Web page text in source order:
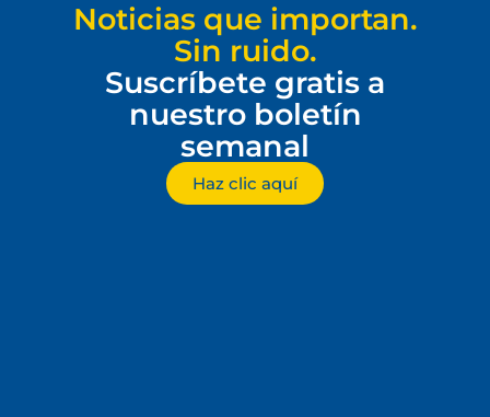
Noticias que importan.
Sin ruido.
Suscríbete gratis a
nuestro boletín
semanal
Haz clic aquí